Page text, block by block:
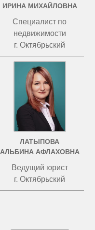
ИРИНА МИХАЙЛОВНА
Специалист по
недвижимости
г. Октябрьский
ЛАТЫПОВА
АЛЬБИНА АФЛАХОВНА
Ведущий юрист
г. Октябрьский